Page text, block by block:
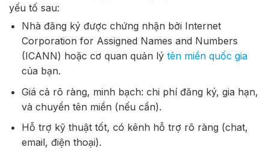
yếu tố sau:
Nhà đăng ký được chứng nhận bởi Internet
Corporation for Assigned Names and Numbers
(ICANN) hoặc cơ quan quản lý tên miền quốc gia
của bạn.
Giá cả rõ ràng, minh bạch: chi phí đăng ký, gia hạn,
và chuyển tên miền (nếu cần).
Hỗ trợ kỹ thuật tốt, có kênh hỗ trợ rõ ràng (chat,
email, điện thoại).